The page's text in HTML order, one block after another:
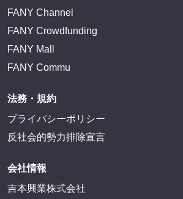
FANY Channel
FANY Crowdfunding
FANY Mall
FANY Commu
法務・規約
プライバシーポリシー
反社会的勢力排除宣言
会社情報
吉本興業株式会社